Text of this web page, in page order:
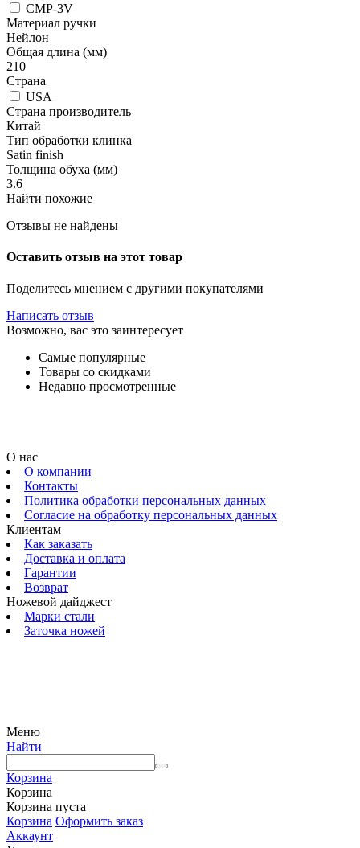
CMP-3V
Материал ручки
Нейлон
Общая длина (мм)
210
Страна
USA
Страна производитель
Китай
Тип обработки клинка
Satin finish
Толщина обуха (мм)
3.6
Найти похожие
Отзывы не найдены
Оставить отзыв на этот товар
Поделитесь мнением с другими покупателями
Написать отзыв
Возможно, вас это заинтересует
Самые популярные
Товары со скидками
Недавно просмотренные
О нас
О компании
Контакты
Политика обработки персональных данных
Согласие на обработку персональных данных
Клиентам
Как заказать
Доставка и оплата
Гарантии
Возврат
Ножевой дайджест
Марки стали
Заточка ножей
Меню
Найти
Корзина
Корзина
Корзина пуста
Корзина Оформить заказ
Аккаунт